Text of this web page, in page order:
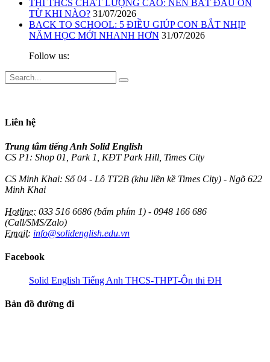
THI THCS CHẤT LƯỢNG CAO: NÊN BẮT ĐẦU ÔN
TỪ KHI NÀO? 31/07/2026
BACK TO SCHOOL: 5 ĐIỀU GIÚP CON BẮT NHỊP
NĂM HỌC MỚI NHANH HƠN 31/07/2026
Follow us:
Liên hệ
Trung tâm tiếng Anh Solid English
CS P1: Shop 01, Park 1, KĐT Park Hill, Times City
CS Minh Khai: Số 04 - Lô TT2B (khu liền kề Times City) - Ngõ 622
Minh Khai
Hotline: 033 516 6686 (bấm phím 1) - 0948 166 686
(Call/SMS/Zalo)
Email: info@solidenglish.edu.vn
Facebook
Solid English Tiếng Anh THCS-THPT-Ôn thi ĐH
Bản đồ đường đi